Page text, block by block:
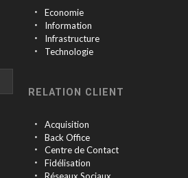
Economie
Information
Infrastructure
Technologie
RELATION CLIENT
Acquisition
Back Office
Centre de Contact
Fidélisation